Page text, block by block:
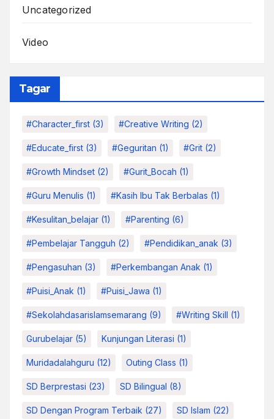
Uncategorized
Video
Tagar
#character_first (3) #Creative Writing (2)
#educate_first (3) #Geguritan (1) #grit (2)
#growth Mindset (2) #Gurit_Bocah (1)
#Guru Menulis (1) #kasih Ibu Tak Berbalas (1)
#kesulitan_belajar (1) #parenting (6)
#pembelajar Tangguh (2) #pendidikan_anak (3)
#pengasuhan (3) #Perkembangan Anak (1)
#Puisi_Anak (1) #Puisi_Jawa (1)
#sekolahdasarislamsemarang (9) #Writing Skill (1)
Gurubelajar (5) Kunjungan Literasi (1)
Muridadalahguru (12) Outing Class (1)
SD Berprestasi (23) SD Bilingual (8)
SD Dengan Program Terbaik (27) SD Islam (22)